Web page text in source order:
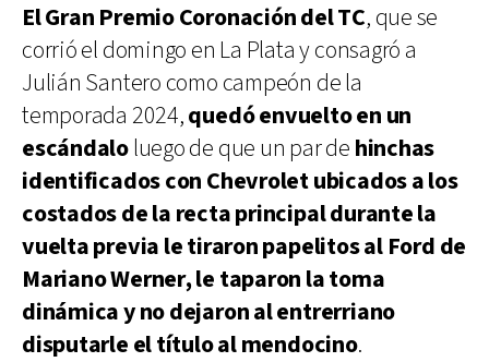
El Gran Premio Coronación del TC, que se
corrió el domingo en La Plata y consagró a
Julián Santero como campeón de la
temporada 2024,quedó envuelto en un
escándaloluego de que un par de hinchas
identificados con Chevrolet ubicados a los
costados de la recta principal durante la
vuelta previa le tiraron papelitos al Ford de
Mariano Werner, le taparon la toma
dinámica y no dejaron al entrerriano
disputarle el título al mendocino.